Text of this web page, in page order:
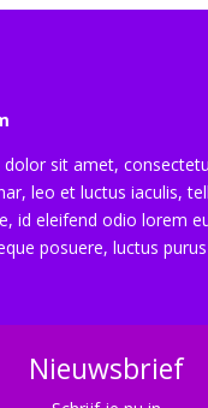
sit amet,
leo et luctus iaculis,
id eleifend odio lorem
posuere, luctus
Nieuwsbrief